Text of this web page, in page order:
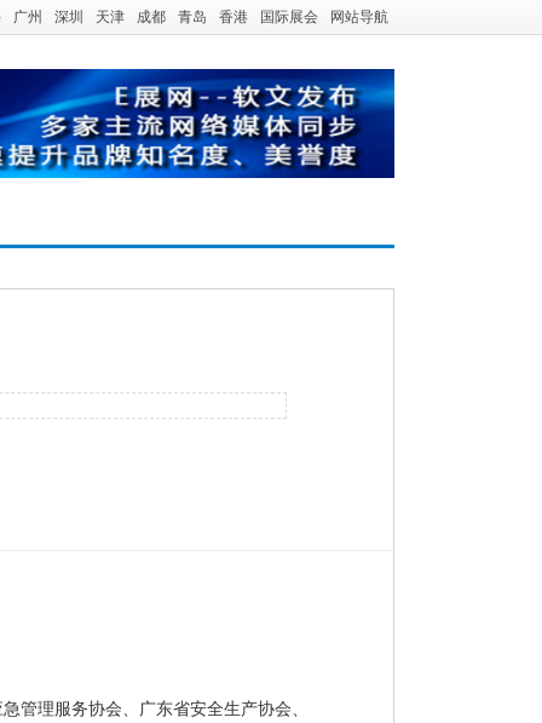
广州 深圳 天津 成都 青岛 香港 国际展会 网站导航
管理服务协会、广东省安全生产协会、